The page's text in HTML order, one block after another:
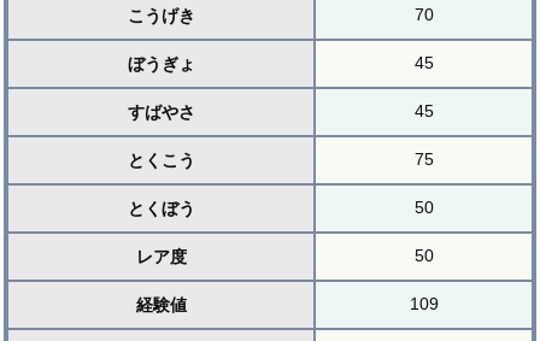
こうげき 70
ぼうぎょ 45
すばやさ 45
とくこう 75
とくぼう 50
レア度 50
経験値 109